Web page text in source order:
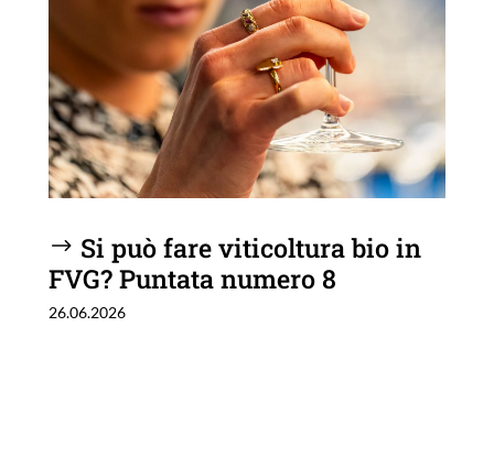
Si può fare viticoltura bio in
FVG? Puntata numero 8
26.06.2026